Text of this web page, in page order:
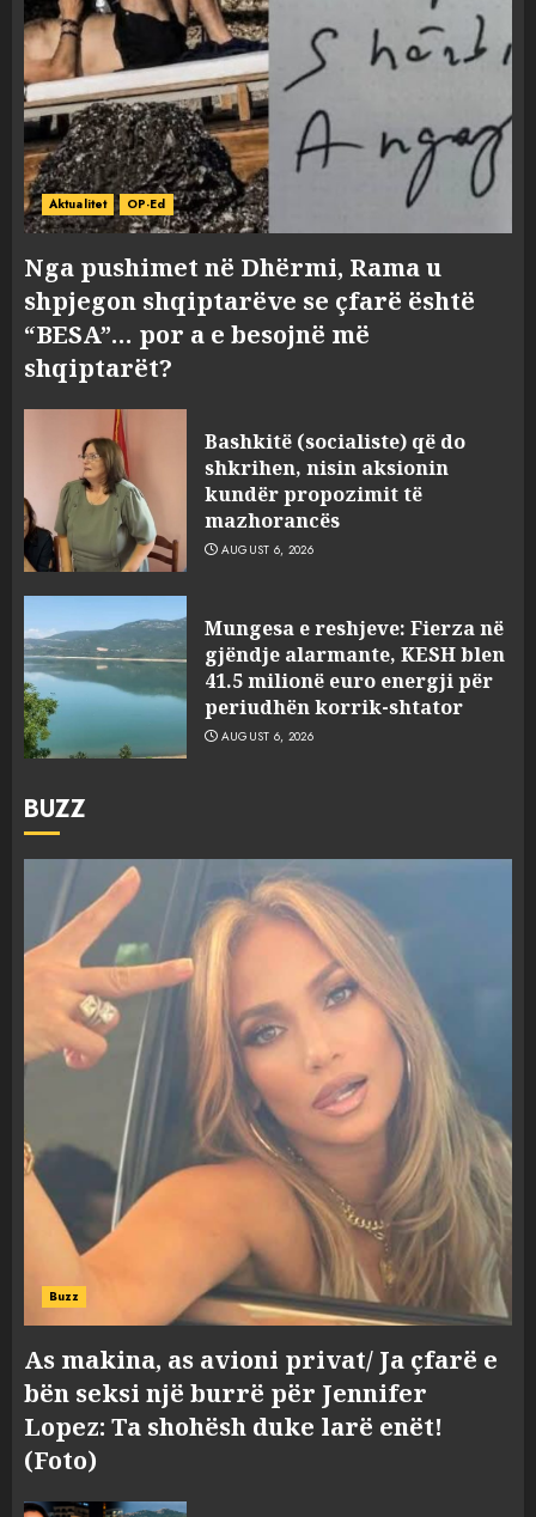
Aktualitet OP-Ed
Nga pushimet në Dhërmi, Rama u
shpjegon shqiptarëve se çfarë është
“BESA”… por a e besojnë më
shqiptarët?
Bashkitë (socialiste) që do
shkrihen, nisin aksionin
kundër propozimit të
mazhorancës
AUGUST 6, 2026
Mungesa e reshjeve: Fierza në
gjëndje alarmante, KESH blen
41.5 milionë euro energji për
periudhën korrik-shtator
AUGUST 6, 2026
BUZZ
Buzz
As makina, as avioni privat/ Ja çfarë e
bën seksi një burrë për Jennifer
Lopez: Ta shohësh duke larë enët!
(Foto)